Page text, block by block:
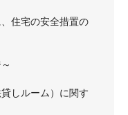
住宅の安全措置の
しルーム）に関す